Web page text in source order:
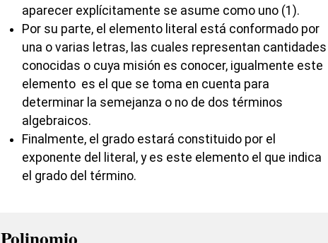
aparecer explícitamente se asume como uno (1).
Por su parte, el elemento literal está conformado por
una o varias letras, las cuales representan cantidades
conocidas o cuya misión es conocer, igualmente este
elemento es el que se toma en cuenta para
determinar la semejanza o no de dos términos
algebraicos.
Finalmente, el grado estará constituido por el
exponente del literal, y es este elemento el que indica
el grado del término.